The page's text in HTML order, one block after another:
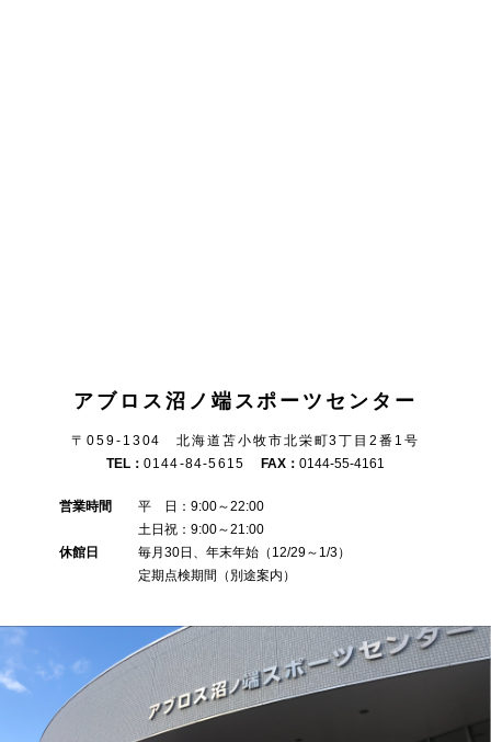
アブロス沼ノ端スポーツセンター
〒059-1304 北海道苫小牧市北栄町3丁目2番1号
TEL： 0144-84-5615 FAX：0144-55-4161
営業時間 平 日：9:00～22:00
土日祝：9:00～21:00
休館日 毎月30日、年末年始（12/29～1/3）
定期点検期間（別途案内）